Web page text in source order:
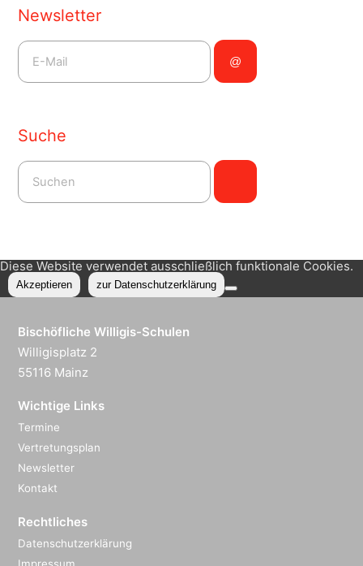
Newsletter
Suche
Diese Website verwendet ausschließlich funktionale Cookies.
Akzeptieren zur Datenschutzerklärung
Bischöfliche Willigis-Schulen
Willigisplatz 2
55116 Mainz
Wichtige Links
Termine
Vertretungsplan
Newsletter
Kontakt
Rechtliches
Datenschutzerklärung